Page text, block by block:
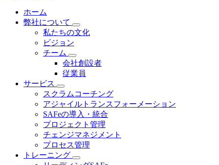
ホーム
弊社について
私たちの文化
ビジョン
チーム
会社創設者
従業員
サービス
スクラムコーチング
アジャイルトランスフォーメーション
SAFeの導入・統合
プロジェクト管理
チェンジマネジメント
プロセス管理
トレーニング